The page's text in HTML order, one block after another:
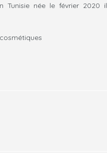
Tunisie née le février 2020 il